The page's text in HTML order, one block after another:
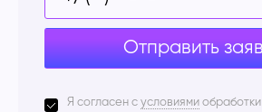
Отправить
Я согласен с условиями